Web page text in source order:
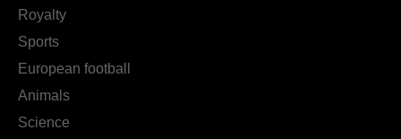
Royalty
Sports
European football
Animals
Science